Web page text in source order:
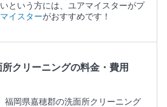
という方には、ユアマイスターがプ
イスターがおすすめです！
クリーニングの料金・費用
福岡県嘉穂郡の洗面所クリーニング